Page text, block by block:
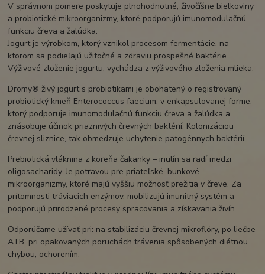
V správnom pomere poskytuje plnohodnotné, živočíšne bielkoviny
a probiotické mikroorganizmy, ktoré podporujú imunomodulačnú
funkciu čreva a žalúdka.
Jogurt je výrobkom, ktorý vznikol procesom fermentácie, na
ktorom sa podieľajú užitočné a zdraviu prospešné baktérie.
Výživové zloženie jogurtu, vychádza z výživového zloženia mlieka.
Dromy® živý jogurt s probiotikami je obohatený o registrovaný
probiotický kmeň Enterococcus faecium, v enkapsulovanej forme,
ktorý podporuje imunomodulačnú funkciu čreva a žalúdka a
znásobuje účinok priaznivých črevných baktérií. Kolonizáciou
črevnej sliznice, tak obmedzuje uchytenie patogénnych baktérií.
Prebiotická vláknina z koreňa čakanky – inulín sa radí medzi
oligosacharidy. Je potravou pre priateľské, bunkové
mikroorganizmy, ktoré majú vyššiu možnosť prežitia v čreve. Za
prítomnosti tráviacich enzýmov, mobilizujú imunitný systém a
podporujú prirodzené procesy spracovania a získavania živín.
Odporúčame užívať pri: na stabilizáciu črevnej mikroflóry, po liečbe
ATB, pri opakovaných poruchách trávenia spôsobených diétnou
chybou, ochorením.